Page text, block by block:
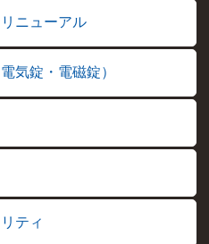
ニューアル
気錠・電磁錠）
ティ